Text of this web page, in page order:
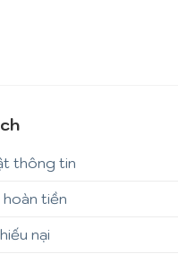
thông tin
tiền
nại